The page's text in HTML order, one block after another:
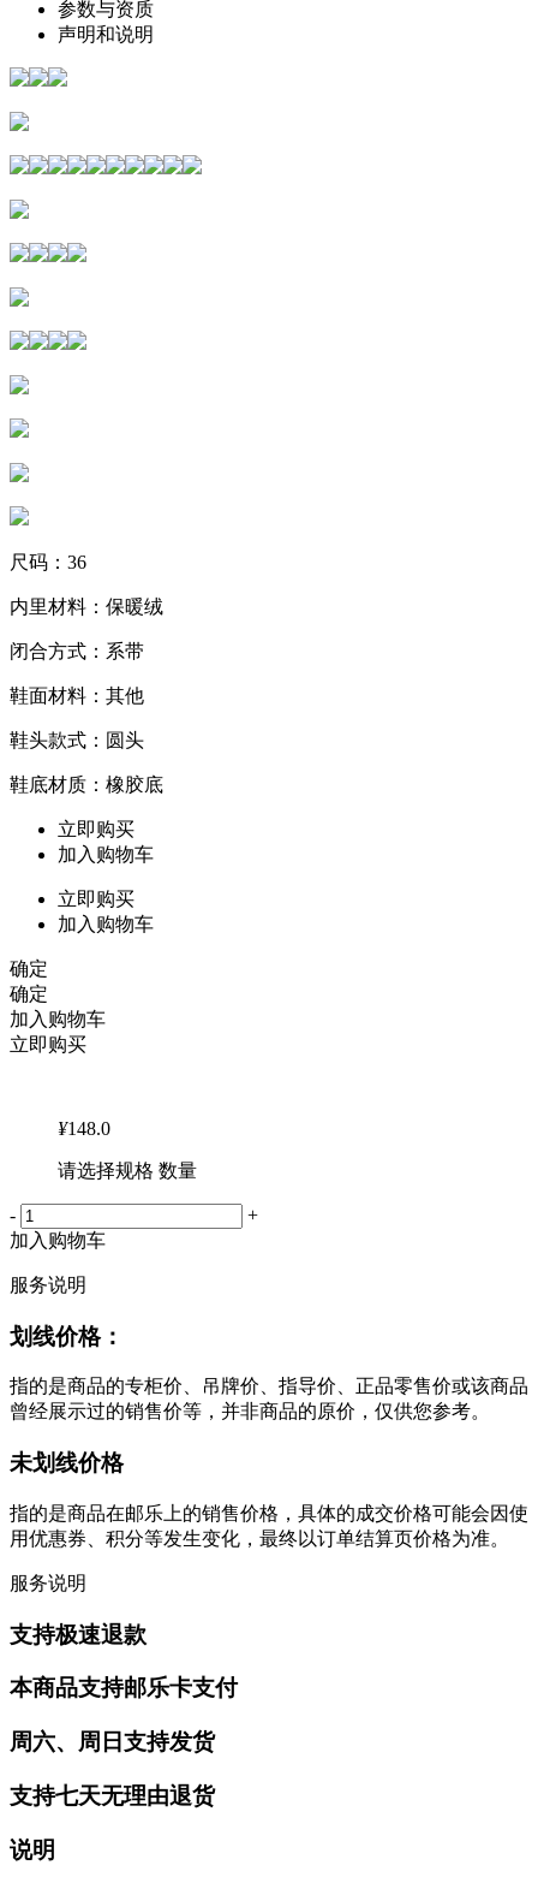
参数与资质
声明和说明
尺码：36
内里材料：保暖绒
闭合方式：系带
鞋面材料：其他
鞋头款式：圆头
鞋底材质：橡胶底
立即购买
加入购物车
立即购买
加入购物车
确定
确定
加入购物车
立即购买
¥148.0
请选择规格 数量
-
+
加入购物车
服务说明
划线价格：
指的是商品的专柜价、吊牌价、指导价、正品零售价或该商品
曾经展示过的销售价等，并非商品的原价，仅供您参考。
未划线价格
指的是商品在邮乐上的销售价格，具体的成交价格可能会因使
用优惠券、积分等发生变化，最终以订单结算页价格为准。
服务说明
支持极速退款
本商品支持邮乐卡支付
周六、周日支持发货
支持七天无理由退货
说明